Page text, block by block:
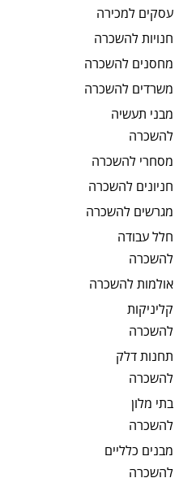
עסקים למכירה
חנויותלהשכרה
מחסנים להשכרה
משרדים להשכרה
מבני תעשיה
להשכרה
מסחרי להשכרה
חניונים להשכרה
מגרשים להשכרה
חלל עבודה
להשכרה
אולמותלהשכרה
קליניקות
להשכרה
תחנות דלק
להשכרה
בתי מלון
להשכרה
מבנים כלליים
להשכרה